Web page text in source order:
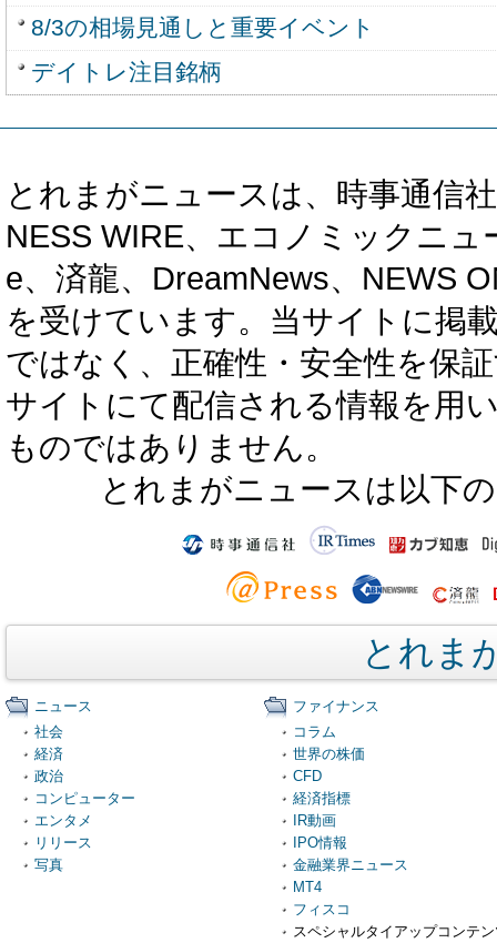
8/3の相場見通しと重要イベント
デイトレ注目銘柄
とれまがニュースは、時事通信
NESS WIRE、エコノミックニ
e、済龍、DreamNews、NEWS
を受けています。当サイトに掲
ではなく、正確性・安全性を保
サイトにて配信される情報を用
ものではありません。
とれまがニュースは以下
とれま
ニュース
社会
経済
政治
コンピューター
エンタメ
リリース
写真
ファイナンス
コラム
世界の株価
CFD
経済指標
IR動画
IPO情報
金融業界ニュース
MT4
フィスコ
スペシャルタイアップコンテ